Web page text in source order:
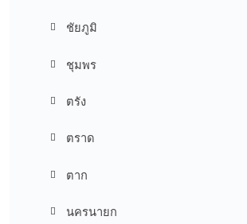
ชัยภูมิ
ชุมพร
ตรัง
ตราด
ตาก
นครนายก